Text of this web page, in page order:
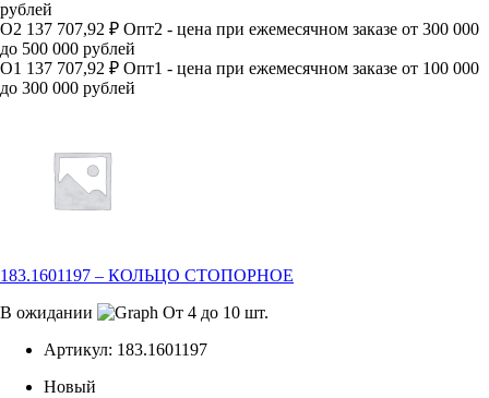
рублей
О2 137 707,92 ₽ Опт2 - цена при ежемесячном заказе от 300 000
до 500 000 рублей
О1 137 707,92 ₽ Опт1 - цена при ежемесячном заказе от 100 000
до 300 000 рублей
183.1601197 – КОЛЬЦО СТОПОРНОЕ
В ожидании
От 4 до 10 шт.
Артикул: 183.1601197
Новый